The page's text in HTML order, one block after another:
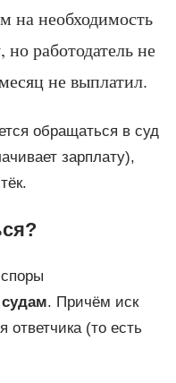
на необходимость
работодатель не
не выплатил.
обращаться в суд
зарплату),
. Причём иск
ответчика (то есть